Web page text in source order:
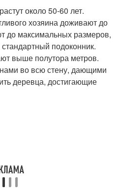
около 50-60 лет.
хозяина доживают до
до максимальных размеров,
подоконник.
выше полутора метров.
во всю стену, дающими
деревца, достигающие